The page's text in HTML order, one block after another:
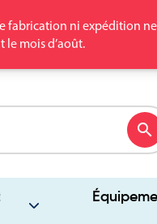
fabrication ni expédition
mois d’août.
search